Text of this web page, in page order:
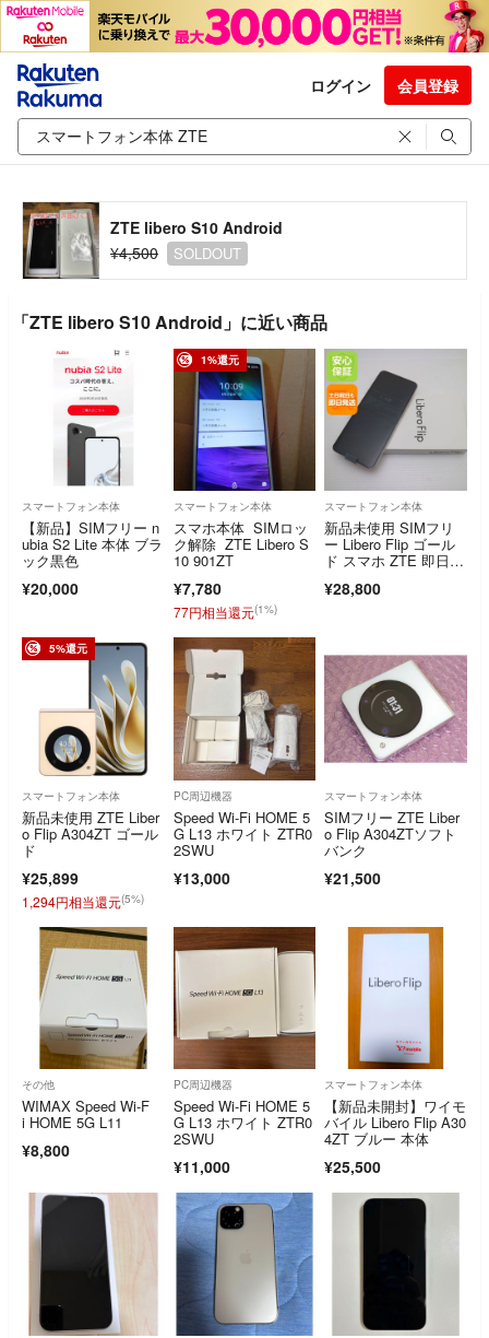
ログイン 会員登録
ZTE libero S10 Android
¥4,500
SOLDOUT
「ZTE libero S10 Android」に近い商品
スマートフォン本体
【新品】SIMフリー n
ubia S2 Lite 本体 ブラ
ック黒色
¥20,000
1%還元
スマートフォン本体
スマホ本体 SIMロッ
ク解除 ZTE Libero S
10 901ZT
¥7,780
77円相当還元(1%)
スマートフォン本体
新品未使用 SIMフリ
ー Libero Flip ゴール
ド スマホ ZTE 即日発
¥28,800
5%還元
スマートフォン本体
新品未使用 ZTE Liber
o Flip A304ZT ゴール
ド
¥25,899
1,294円相当還元(5%)
PC周辺機器
Speed Wi-Fi HOME 5
G L13 ホワイト ZTR0
2SWU
¥13,000
スマートフォン本体
SIMフリー ZTE Liber
o Flip A304ZTソフト
バンク
¥21,500
その他
WIMAX Speed Wi-F
i HOME 5G L11
¥8,800
PC周辺機器
Speed Wi-Fi HOME 5
G L13 ホワイト ZTR0
2SWU
¥11,000
スマートフォン本体
【新品未開封】ワイモ
バイル Libero Flip A30
4ZT ブルー 本体
¥25,500